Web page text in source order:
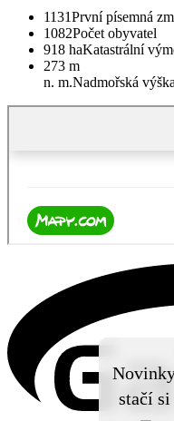
stačí
1131První písemná
1082Počet obyvatel
918 haKatastrální
273 m
n. m.Nadmořská výška